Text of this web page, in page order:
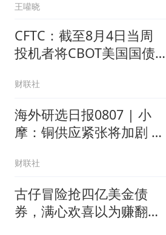
王嚾晓
CFTC：截至8月4日当周
投机者将CBOT美国国债
41,225份合约
财联社
海外研选日报0807 | 小
摩：铜供应紧张将加剧 下
进
财联社
古仔冒险抢四亿美金债
券，满心欢喜以为赚翻，